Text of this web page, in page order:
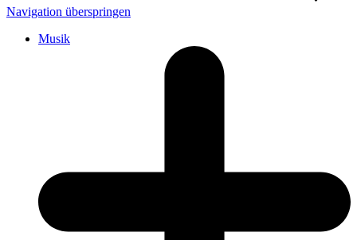
Navigation überspringen
Musik